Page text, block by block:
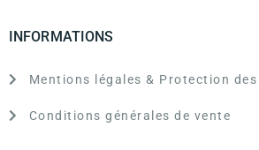
INFORMATIONS
Mentions légales & Protection des
Conditions générales de vente